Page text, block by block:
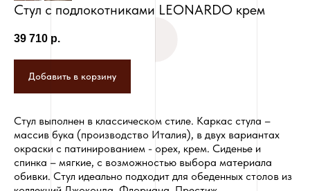
Стул с подлокотниками LEONARDO крем
39 710 р.
Добавить в корзину
Стул выполнен в классическом стиле. Каркас стула –
массив бука (производство Италия), в двух вариантах
окраски с патинированием - орех, крем. Сиденье и
спинка – мягкие, с возможностью выбора материала
обивки. Стул идеально подходит для обеденных столов из